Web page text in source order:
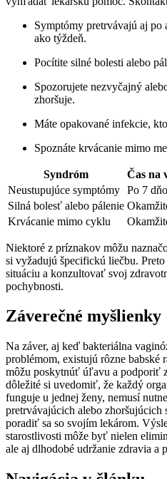
Symptómy pretrvávajú aj
ako týždeň.
Pocítite silné bolesti alebo
Spozorujete nezvyčajný
zhoršuje.
Máte opakované infekcie,
Spoznáte krvácanie mimo
Syndróm
Čas na
Neustupujúce symptómy Po 7
Silná bolesť alebo pálenie
Krvácanie mimo cyklu
Niektoré z príznakov môžu
si vyžadujú špecifickú liečbu.
situáciu a konzultovať svoj
pochybnosti.
Záverečné myšlienky
Na záver, aj keď bakteriálna
problémom, existujú rôzne babské
môžu poskytnúť úľavu a podporiť
dôležité si uvedomiť, že každý
funguje u jednej ženy, nemusí
pretrvávajúcich alebo zhoršujúcich
poradiť sa so svojím lekárom.
starostlivosti môže byť nielen
ale aj dlhodobé udržanie zdravia a